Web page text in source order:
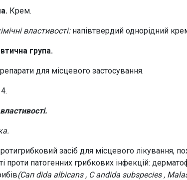
Крем.
властивості: напівтвердий однорідний
група.
для місцевого застосування.
засіб для місцевого лікування,
проти патогенних грибкових інфекцій:
(Сап dida albicans , С andida subspecies ,